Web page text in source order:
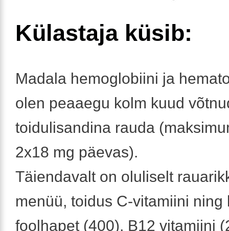
Külastaja küsib:
Madala hemoglobiini ja
olen peaaegu kolm kuud
toidulisandina rauda
2x18 mg päevas).
Täiendavalt on oluliselt
menüü, toidus C-vitamiini ning
foolhapet (400), B12 vitamiini